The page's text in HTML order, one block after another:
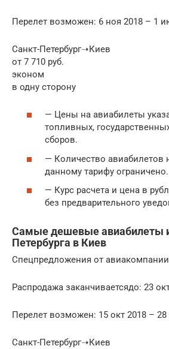
Перелет возможен: 6 ноя 2018 – 1
Санкт-Петербург➝Киев
от 7 710 руб.
эконом
в одну сторону
— Цены на авиабилеты
топливных,
сборов.
— Количество авиабилетов
данному тарифу ограничено.
— Курс расчета и цена в
без предварительного
Самые дешевые авиабилеты
Петербурга в Киев
Спецпредложения от
Распродажа заканчиваетсядо: 23
Перелет возможен: 15 окт 2018 –
Санкт-Петербург➝Киев